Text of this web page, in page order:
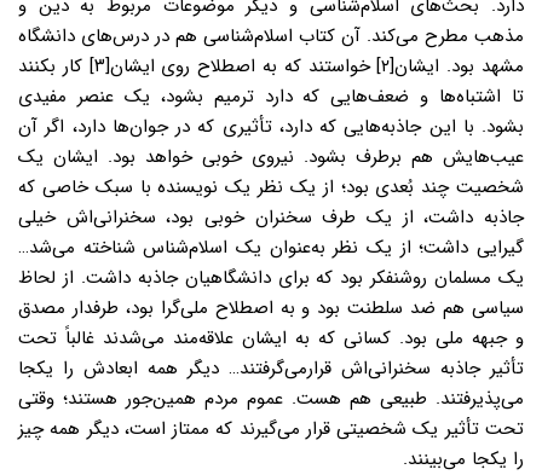
دارد. بحث‌هاى اسلام‌شناسى و دیگر موضوعات مربوط به دین و
مذهب مطرح مى‌کند. آن کتاب اسلام‌شناسى هم در درس‌هاى دانشگاه
مشهد بود. ایشان[۲] خواستند که به اصطلاح روى ایشان[۳] کار بکنند
تا اشتباه‌ها و ضعف‌هایى که دارد ترمیم بشود، یک عنصر مفیدى
بشود. با این جاذبه‌‌هایى که دارد، تأثیرى که در جوان‌ها دارد، اگر آن
عیب‌‌هایش هم برطرف بشود. نیروى خوبى خواهد بود. ایشان یک
شخصیت چند بُعدى بود؛ از یک نظر یک نویسنده با سبک خاصى که
جاذبه داشت، از یک طرف سخنران خوبى بود، سخنرانی‌اش خیلى
گیرایى داشت؛ از یک نظر به‌عنوان یک اسلام‌شناس شناخته مى‌شد…
یک مسلمان روشنفکر بود که برای دانشگاهیان جاذبه داشت. از لحاظ
سیاسى هم ضد سلطنت بود و به اصطلاح ملى‌گرا بود، طرفدار مصدق
و جبهه ملى بود. کسانى که به ایشان علاقه‌مند مى‌شدند غالباً تحت
تأثیر جاذبه سخنرانی‌اش قرارمى‌‌گرفتند… دیگر همه ابعادش را یکجا
مى‌‌پذیرفتند. طبیعى هم هست. عموم مردم همین‌جور هستند؛ وقتى
تحت تأثیر یک شخصیتى قرار مى‌‌گیرند که ممتاز است، دیگر همه چیز
را یکجا مى‌‌بینند.